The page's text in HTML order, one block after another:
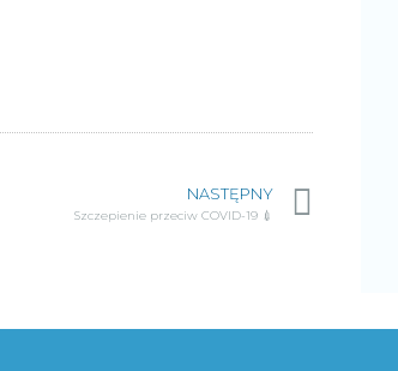
NASTĘPNY
Szczepienie przeciw COVID-19 💉